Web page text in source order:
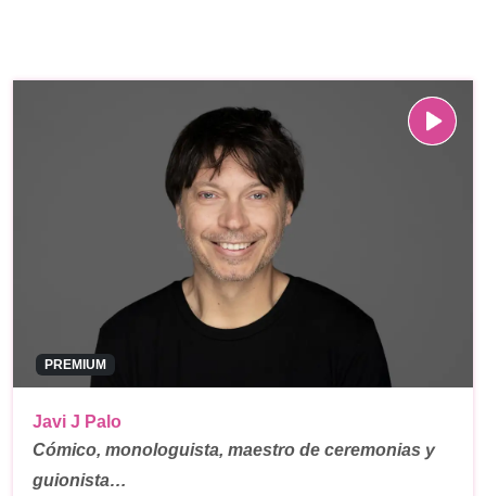
PREMIUM
Javi J Palo
Cómico, monologuista, maestro de ceremonias y
guionista…